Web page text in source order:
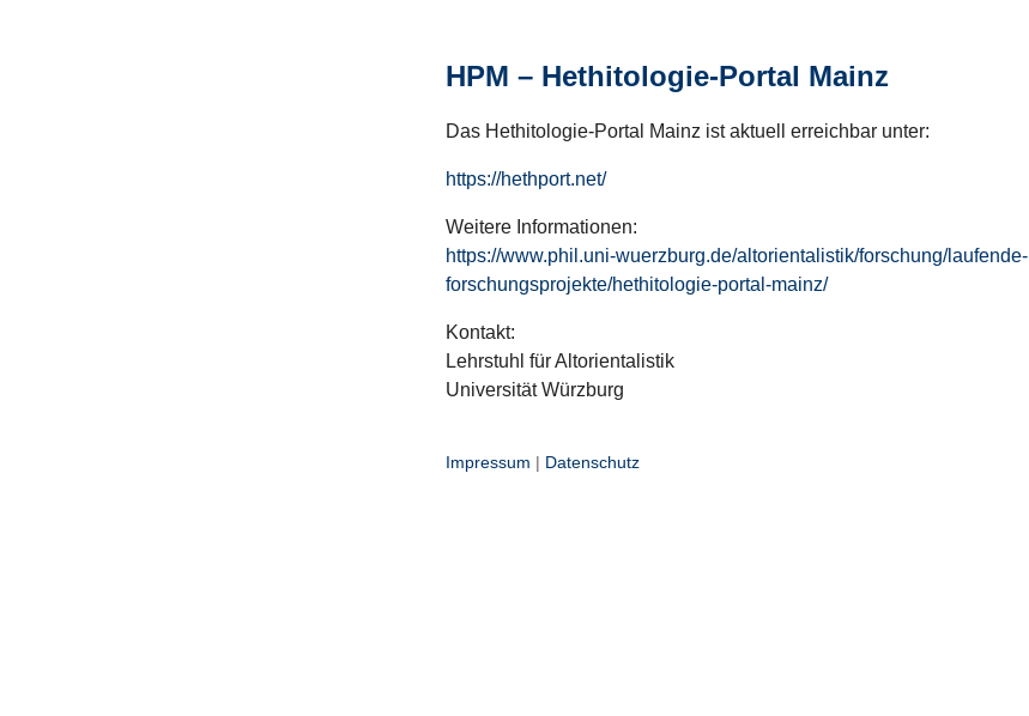
HPM – Hethitologie-Portal Mainz
Das Hethitologie-Portal Mainz ist aktuell erreichbar unter:
https://hethport.net/
Weitere Informationen:
https://www.phil.uni-wuerzburg.de/altorientalistik/forschung/laufende-
forschungsprojekte/hethitologie-portal-mainz/
Kontakt:
Lehrstuhl für Altorientalistik
Universität Würzburg
Impressum | Datenschutz